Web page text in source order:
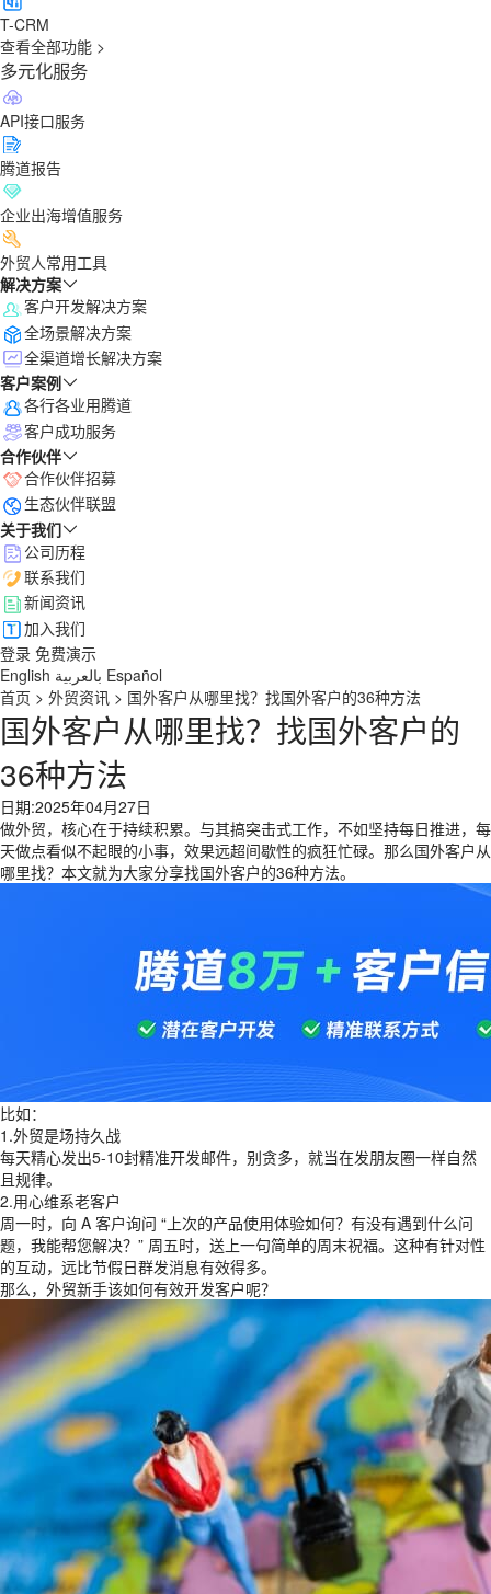
T-CRM
查看全部功能 >
多元化服务
API接口服务
腾道报告
企业出海增值服务
外贸人常用工具
解决方案
客户开发解决方案
全场景解决方案
全渠道增长解决方案
客户案例
各行各业用腾道
客户成功服务
合作伙伴
合作伙伴招募
生态伙伴联盟
关于我们
公司历程
联系我们
新闻资讯
加入我们
登录 免费演示
English بالعربية Español
首页 > 外贸资讯 > 国外客户从哪里找？找国外客户的36种方法
国外客户从哪里找？找国外客户的
36种方法
日期:2025年04月27日
做外贸，核心在于持续积累。与其搞突击式工作，不如坚持每日推进，每
天做点看似不起眼的小事，效果远超间歇性的疯狂忙碌。那么国外客户从
哪里找？本文就为大家分享找国外客户的36种方法。
比如：
1.外贸是场持久战
每天精心发出5-10封精准开发邮件，别贪多，就当在发朋友圈一样自然
且规律。
2.用心维系老客户
周一时，向 A 客户询问 “上次的产品使用体验如何？有没有遇到什么问
题，我能帮您解决？” 周五时，送上一句简单的周末祝福。这种有针对性
的互动，远比节假日群发消息有效得多。
那么，外贸新手该如何有效开发客户呢？